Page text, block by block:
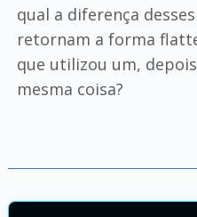
qual a diferença
retornam a forma
que utilizou um,
mesma coisa?